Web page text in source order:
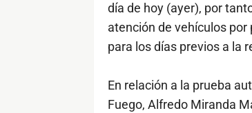
día de hoy (ayer), por
atención de vehículos por
para los días previos a la
En relación a la prueba
Fuego, Alfredo Miranda